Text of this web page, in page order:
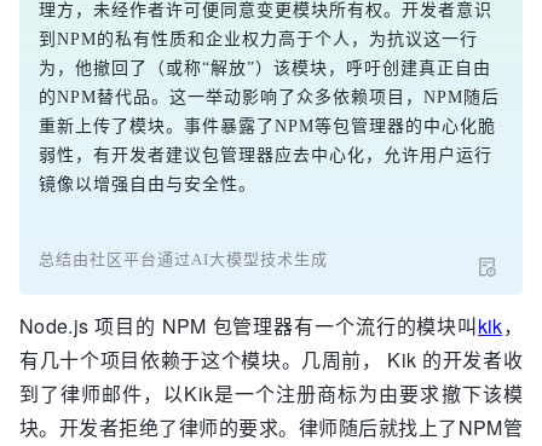
理方，未经作者许可便同意变更模块所有权。开发者意识
到NPM的私有性质和企业权力高于个人，为抗议这一行
为，他撤回了（或称“解放”）该模块，呼吁创建真正自由
的NPM替代品。这一举动影响了众多依赖项目，NPM随后
重新上传了模块。事件暴露了NPM等包管理器的中心化脆
弱性，有开发者建议包管理器应去中心化，允许用户运行
镜像以增强自由与安全性。
总结由社区平台通过AI大模型技术生成
Node.js 项目的 NPM 包管理器有一个流行的模块叫kik，
有几十个项目依赖于这个模块。几周前， Kik 的开发者收
到了律师邮件，以Kik是一个注册商标为由要求撤下该模
块。开发者拒绝了律师的要求。律师随后就找上了NPM管